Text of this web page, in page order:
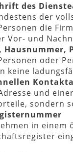
des
der
die
Vor- und
Hausnummer,
oder
keine
und
sondern
in einem